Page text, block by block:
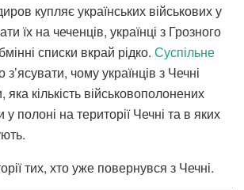
купляє українських військових у
їх на чеченців, українці з Грозного
списки вкрай рідко. Суспільне
з’ясувати, чому українців з Чечні
кількість військовополонених
полоні на території Чечні та в яких
тих, хто уже повернувся з Чечні.